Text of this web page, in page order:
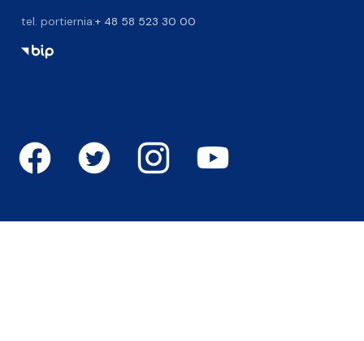
tel. portiernia:+ 48 58 523 30 00